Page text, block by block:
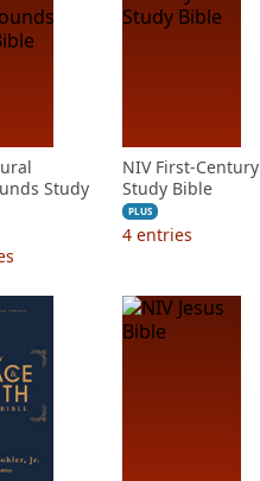
Study
NIV First-Century
Study Bible
PLUS
4 entries